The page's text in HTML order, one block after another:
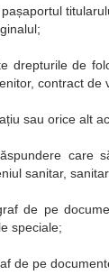
drepturile de
contract de
sau orice alt
care
sanitar,
de pe
speciale;
de pe